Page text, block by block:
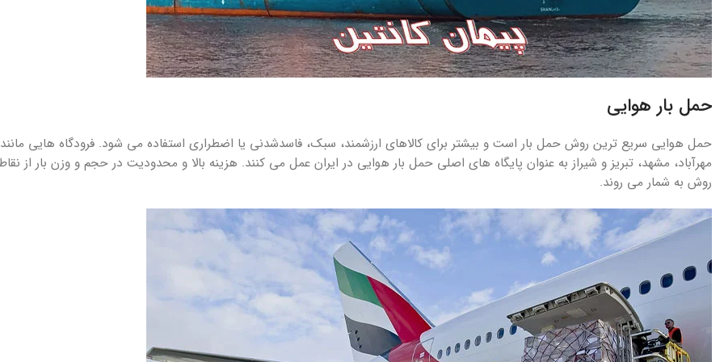
حمل بار هوایی
حمل هوایی سریع ترین روش حمل بار است و بیشتر برای کالاهای ارزشمند، سبک، فاسدشدنی یا اضطراری استفاده می شود. فرودگاه هایی
مهرآباد، مشهد، تبریز و شیراز به عنوان پایگاه های اصلی حمل بار هوایی در ایران عمل می کنند. هزینه بالا و محدودیت در حجم و وزن بار از
روش به شمار می روند.